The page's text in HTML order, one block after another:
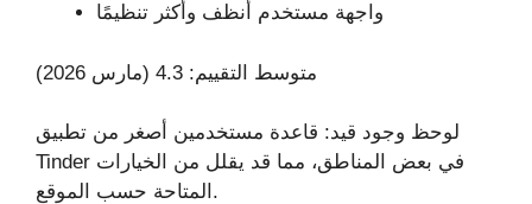
واجهة مستخدم أنظف وأكثر تنظيمًا
متوسط التقييم: 4.3 (مارس 2026)
لوحظ وجود قيد: قاعدة مستخدمين أصغر من تطبيق
Tinder في بعض المناطق، مما قد يقلل من الخيارات
المتاحة حسب الموقع.